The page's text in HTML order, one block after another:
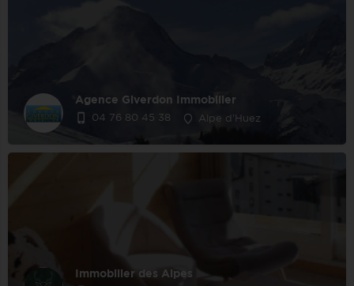
Agence Giverdon Immobilier
04 76 80 45 38 Alpe d'Huez
Immobilier des Alpes